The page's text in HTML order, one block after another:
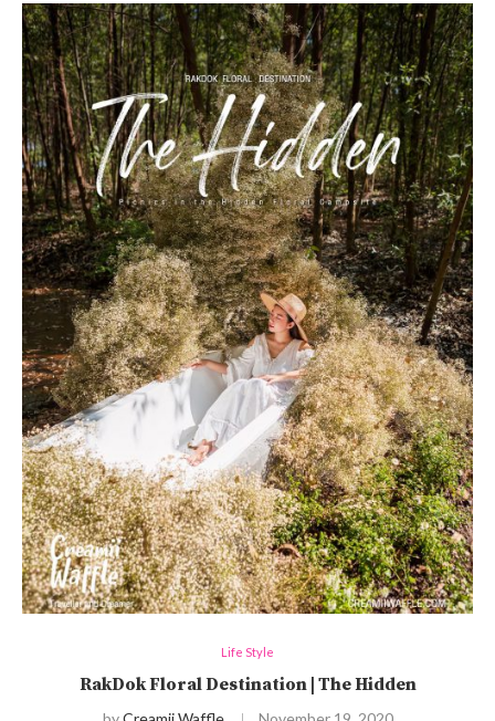
Life Style
RakDok Floral Destination | The Hidden